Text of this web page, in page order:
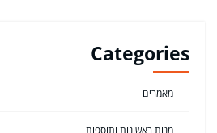
Categories
מאמרים